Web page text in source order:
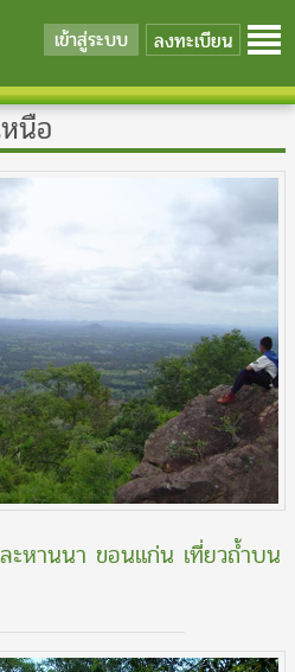
เข้าสู่ระบบ ลงทะเบียน
นือ
ะหานนา ขอนแก่น เที่ยวถ้ำบน